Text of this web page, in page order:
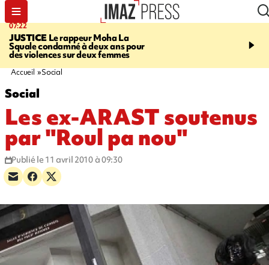
07:22
JUSTICE Le rappeur Moha La
Squale condamné à deux ans pour
des violences sur deux femmes
10:46
décède en juillet, 18
Accueil Social
Social
Les ex-ARAST soutenus
par "Roul pa nou"
Publié le 11 avril 2010 à 09:30